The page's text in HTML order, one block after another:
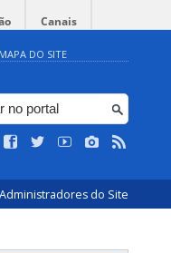
Canais
MAPA DO SITE
Administradores do Site